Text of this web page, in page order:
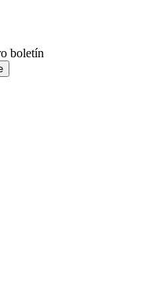
boletín